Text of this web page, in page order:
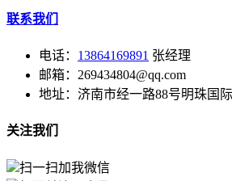
联系我们
电话： 13864169891 张经理
邮箱：269434804@qq.com
地址：济南市经一路88号明珠国
关注我们
扫一扫加我微信